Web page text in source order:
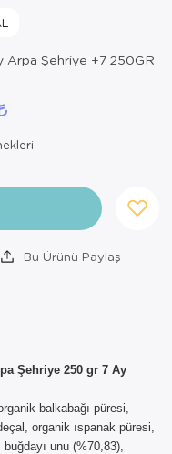
Arpa Şehriye +7 250GR
Bu Ürünü Paylaş
Şehriye 250 gr 7 Ay
balkabağı püresi,
organik ıspanak püresi,
unu (%70,83),